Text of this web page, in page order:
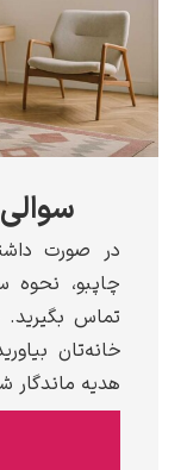
سوالی
در صورت داشتن
چاپبو، نحوه
تماس بگیرید. ما
خانه‌تان بیاورید
هدیه ماندگار